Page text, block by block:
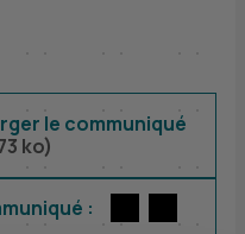
le communiqué
ko)
: